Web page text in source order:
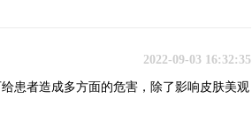
2022-09-03 16:32:35
患者造成多方面的危害，除了影响皮肤美观